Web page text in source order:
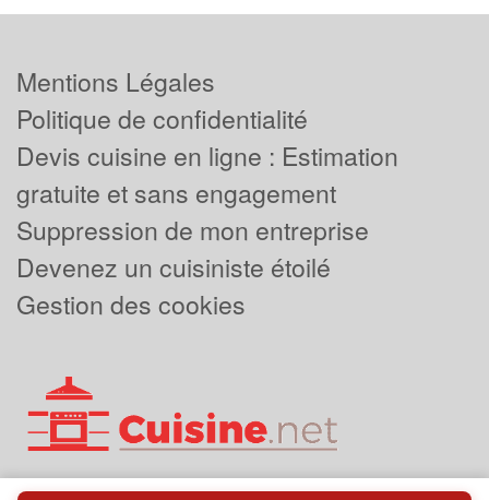
Mentions Légales
Politique de confidentialité
Devis cuisine en ligne : Estimation
gratuite et sans engagement
Suppression de mon entreprise
Devenez un cuisiniste étoilé
Gestion des cookies